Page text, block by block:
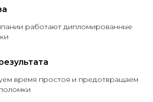
работают дипломированные
время простоя и предотвращаем